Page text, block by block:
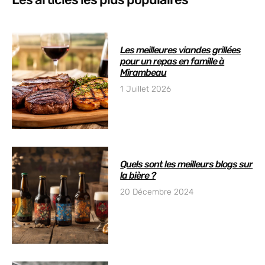
Les meilleures viandes grillées
pour un repas en famille à
Mirambeau
1 Juillet 2026
Quels sont les meilleurs blogs sur
la bière ?
20 Décembre 2024